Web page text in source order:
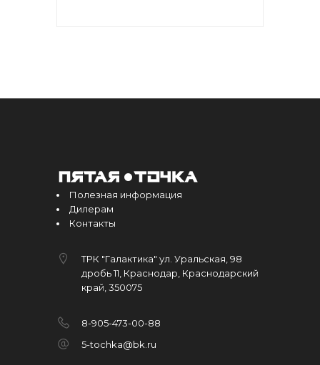
Полезная информация
Дилерам
Контакты
ТРК "Галактика" ул. Уральская, 98
дробь 11, Краснодар, Краснодарский
край, 350075
8-905-473-00-88
5-tochka@bk.ru